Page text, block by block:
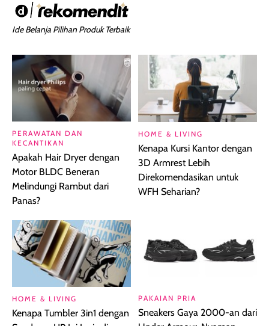
Ide Belanja Pilihan Produk Terbaik
PERAWATAN DAN
KECANTIKAN
Apakah Hair Dryer dengan
Motor BLDC Beneran
Melindungi Rambut dari
Panas?
HOME & LIVING
Kenapa Kursi Kantor dengan
3D Armrest Lebih
Direkomendasikan untuk
WFH Seharian?
HOME & LIVING
Kenapa Tumbler 3in1 dengan
PAKAIAN PRIA
Sneakers Gaya 2000-an dari